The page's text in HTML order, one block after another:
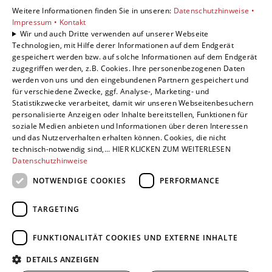
Göttingen
Um externe HTML-Inhalte anzuzeigen, benötigen
wir Ihre Einwilligung.
Weitere Informationen finden Sie in unserer
Datenschutzerklärung.
COOKIE-EINSTELLUNGEN ÖFFNEN
Folgen Sie uns:
Weitere Informationen finden Sie in unseren: Datenschutzhinweise •
Impressum • Kontakt
Wir und auch Dritte verwenden auf unserer Webseite
Technologien, mit Hilfe derer Informationen auf dem Endgerät
gespeichert werden bzw. auf solche Informationen auf dem Endgerät
zugegriffen werden, z.B. Cookies. Ihre personenbezogenen Daten
werden von uns und den eingebundenen Partnern gespeichert und
für verschiedene Zwecke, ggf. Analyse-, Marketing- und
Statistikzwecke verarbeitet, damit wir unseren Webseitenbesuchern
personalisierte Anzeigen oder Inhalte bereitstellen, Funktionen für
soziale Medien anbieten und Informationen über deren Interessen
und das Nutzerverhalten erhalten können. Cookies, die nicht
technisch-notwendig sind,... HIER KLICKEN ZUM WEITERLESEN
Datenschutzhinweise
NOTWENDIGE COOKIES
PERFORMANCE
TARGETING
FUNKTIONALITÄT COOKIES UND EXTERNE INHALTE
DETAILS ANZEIGEN